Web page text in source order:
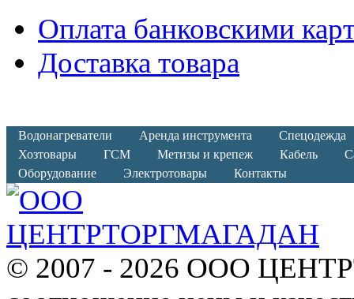
Оплата банковскими
Доставка товара
Водонагреватели Аренда инструмента
Спецодежда
Хозтовары
ГСМ Метизы и крепеж Кабель
Оборудование
Электротовары Контакты
© 2007 - 2026 ООО